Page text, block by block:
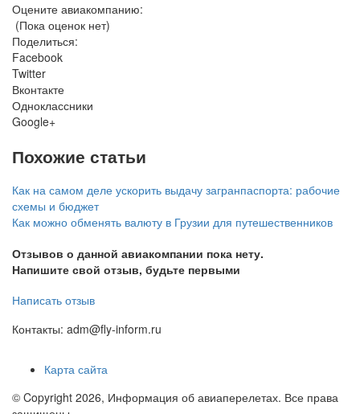
Оцените авиакомпанию:
(Пока оценок нет)
Поделиться:
Facebook
Twitter
Вконтакте
Одноклассники
Google+
Похожие статьи
Как на самом деле ускорить выдачу загранпаспорта: рабочие
схемы и бюджет
Как можно обменять валюту в Грузии для путешественников
Отзывов о данной авиакомпании пока нету.
Напишите свой отзыв, будьте первыми
Написать отзыв
Контакты: adm@fly-inform.ru
Карта сайта
© Copyright 2026, Информация об авиаперелетах. Все права